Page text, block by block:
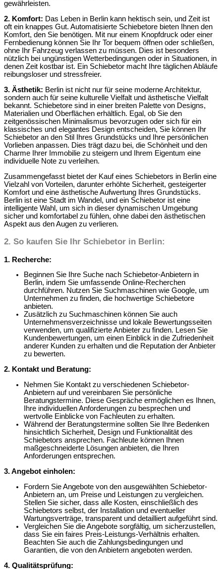
gewährleisten.
2. Komfort: Das Leben in Berlin kann hektisch sein, und Zeit ist
oft ein knappes Gut. Automatisierte Schiebetore bieten Ihnen den
Komfort, den Sie benötigen. Mit nur einem Knopfdruck oder einer
Fernbedienung können Sie Ihr Tor bequem öffnen oder schließen,
ohne Ihr Fahrzeug verlassen zu müssen. Dies ist besonders
nützlich bei ungünstigen Wetterbedingungen oder in Situationen, in
denen Zeit kostbar ist. Ein Schiebetor macht Ihre täglichen Abläufe
reibungsloser und stressfreier.
3. Ästhetik: Berlin ist nicht nur für seine moderne Architektur,
sondern auch für seine kulturelle Vielfalt und ästhetische Vielfalt
bekannt. Schiebetore sind in einer breiten Palette von Designs,
Materialien und Oberflächen erhältlich. Egal, ob Sie den
zeitgenössischen Minimalismus bevorzugen oder sich für ein
klassisches und elegantes Design entscheiden, Sie können Ihr
Schiebetor an den Stil Ihres Grundstücks und Ihre persönlichen
Vorlieben anpassen. Dies trägt dazu bei, die Schönheit und den
Charme Ihrer Immobilie zu steigern und Ihrem Eigentum eine
individuelle Note zu verleihen.
Zusammengefasst bietet der Kauf eines Schiebetors in Berlin eine
Vielzahl von Vorteilen, darunter erhöhte Sicherheit, gesteigerter
Komfort und eine ästhetische Aufwertung Ihres Grundstücks.
Berlin ist eine Stadt im Wandel, und ein Schiebetor ist eine
intelligente Wahl, um sich in dieser dynamischen Umgebung
sicher und komfortabel zu fühlen, ohne dabei den ästhetischen
Aspekt aus den Augen zu verlieren.
2. So kaufen Sie Ihr Schiebetor in Berlin:
1. Recherche:
Beginnen Sie Ihre Suche nach Schiebetor-Anbietern in
Berlin, indem Sie umfassende Online-Recherchen
durchführen. Nutzen Sie Suchmaschinen wie Google, um
Unternehmen zu finden, die hochwertige Schiebetore
anbieten.
Zusätzlich zu Suchmaschinen können Sie auch
Unternehmensverzeichnisse und lokale Bewertungsseiten
verwenden, um qualifizierte Anbieter zu finden. Lesen Sie
Kundenbewertungen, um einen Einblick in die Zufriedenheit
anderer Kunden zu erhalten und die Reputation der Anbieter
zu bewerten.
2. Kontakt und Beratung:
Nehmen Sie Kontakt zu verschiedenen Schiebetor-
Anbietern auf und vereinbaren Sie persönliche
Beratungstermine. Diese Gespräche ermöglichen es Ihnen,
Ihre individuellen Anforderungen zu besprechen und
wertvolle Einblicke von Fachleuten zu erhalten.
Während der Beratungstermine sollten Sie Ihre Bedenken
hinsichtlich Sicherheit, Design und Funktionalität des
Schiebetors ansprechen. Fachleute können Ihnen
maßgeschneiderte Lösungen anbieten, die Ihren
Anforderungen entsprechen.
3. Angebot einholen:
Fordern Sie Angebote von den ausgewählten Schiebetor-
Anbietern an, um Preise und Leistungen zu vergleichen.
Stellen Sie sicher, dass alle Kosten, einschließlich des
Schiebetors selbst, der Installation und eventueller
Wartungsverträge, transparent und detailliert aufgeführt sind.
Vergleichen Sie die Angebote sorgfältig, um sicherzustellen,
dass Sie ein faires Preis-Leistungs-Verhältnis erhalten.
Beachten Sie auch die Zahlungsbedingungen und
Garantien, die von den Anbietern angeboten werden.
4. Qualitätsprüfung: